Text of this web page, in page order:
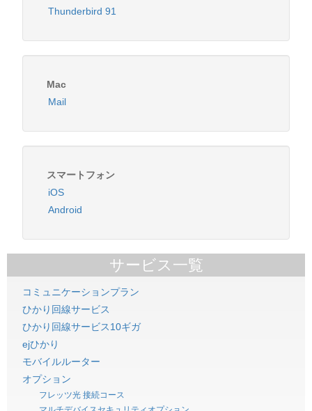
Thunderbird 91
Mac
Mail
スマートフォン
iOS
Android
サービス一覧
コミュニケーションプラン
ひかり回線サービス
ひかり回線サービス10ギガ
ejひかり
モバイルルーター
オプション
フレッツ光 接続コース